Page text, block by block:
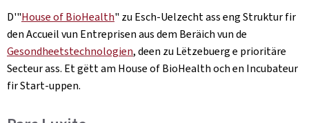
D'"House of BioHealth" zu Esch-Uelzecht ass eng Struktur fir
den Accueil vun Entreprisen aus dem Beräich vun de
Gesondheetstechnologien, deen zu Lëtzebuerg e prioritäre
Secteur ass. Et gëtt am House of BioHealth och en Incubateur
fir Start-uppen.